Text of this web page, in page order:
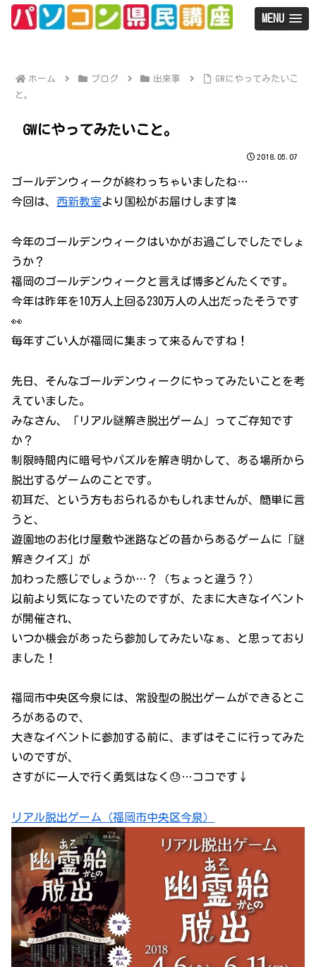
MENU
ホーム ブログ 出来事
GWにやってみたいこ
と。
GWにやってみたいこと。
2018.05.07
ゴールデンウィークが終わっちゃいましたね…
今回は、 西新教室より国松がお届けします🎏
今年のゴールデンウィークはいかがお過ごしでしたでしょ
うか？
福岡のゴールデンウィークと言えば博多どんたくです。
今年は昨年を10万人上回る230万人の人出だったそうです
👀
毎年すごい人が福岡に集まって来るんですね！
先日、そんなゴールデンウィークにやってみたいことを考
えていました。
みなさん、「リアル謎解き脱出ゲーム」ってご存知です
か？
制限時間内に暗号やパズルを解き明かして、ある場所から
脱出するゲームのことです。
初耳だ、という方もおられるかもしれませんが、簡単に言
うと、
遊園地のお化け屋敷や迷路などの昔からあるゲームに「謎
解きクイズ」が
加わった感じでしょうか…？（ちょっと違う？）
以前より気になっていたのですが、たまに大きなイベント
が開催され、
いつか機会があったら参加してみたいなぁ、と思っており
ました！
福岡市中央区今泉には、常設型の脱出ゲームができるとこ
ろがあるので、
大きなイベントに参加する前に、まずはそこに行ってみた
いのですが、
さすがに一人で行く勇気はなく😓…ココです↓
リアル脱出ゲーム（福岡市中央区今泉）